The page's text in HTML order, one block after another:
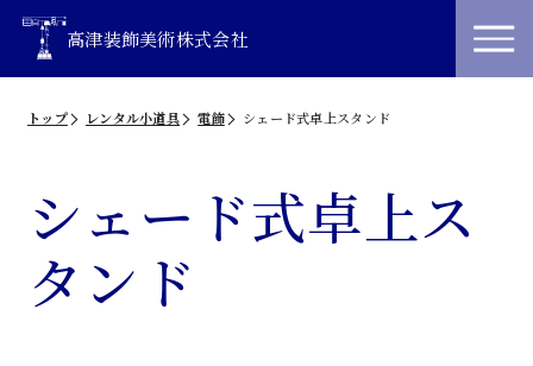
高津装飾美術株式会社
トップ レンタル小道具 電飾 シェード式卓上スタンド
シェード式卓上ス
タンド